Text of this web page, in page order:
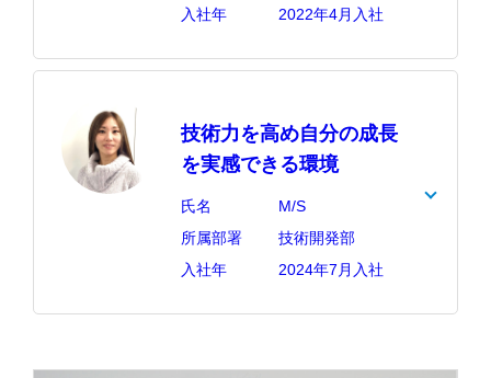
入社年
2022年4月入社
技術力を高め自分の成長
を実感できる環境
氏名
M/S
所属部署
技術開発部
入社年
2024年7月入社